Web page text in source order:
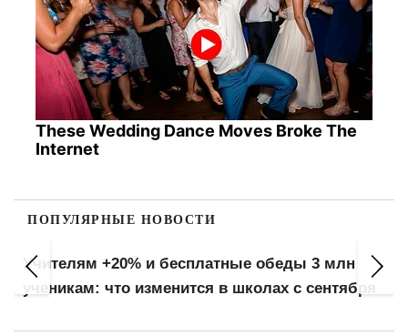
These Wedding Dance Moves Broke The
Internet
ПОПУЛЯРНЫЕ НОВОСТИ
Учителям +20% и бесплатные обеды 3 млн
ученикам: что изменится в школах с сентября